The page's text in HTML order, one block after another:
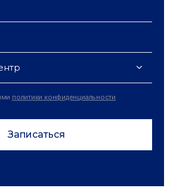
политики конфиденциальности
Записаться